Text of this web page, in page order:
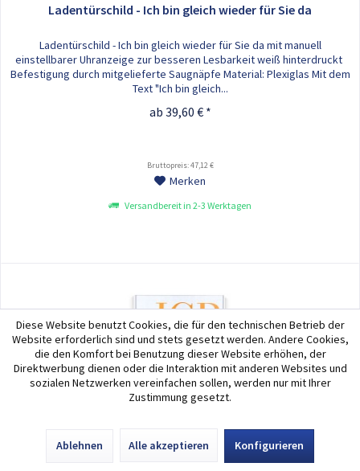
Ladentürschild - Ich bin gleich wieder für Sie da
Ladentürschild - Ich bin gleich wieder für Sie da mit manuell
einstellbarer Uhranzeige zur besseren Lesbarkeit weiß hinterdruckt
Befestigung durch mitgelieferte Saugnäpfe Material: Plexiglas Mit dem
Text "Ich bin gleich...
ab 39,60 € *
Bruttopreis: 47,12 €
Merken
Versandbereit in 2-3 Werktagen
Diese Website benutzt Cookies, die für den technischen Betrieb der
Website erforderlich sind und stets gesetzt werden. Andere Cookies,
die den Komfort bei Benutzung dieser Website erhöhen, der
Direktwerbung dienen oder die Interaktion mit anderen Websites und
sozialen Netzwerken vereinfachen sollen, werden nur mit Ihrer
Zustimmung gesetzt.
Ablehnen Alle akzeptieren Konfigurieren